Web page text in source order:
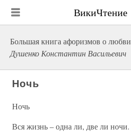
ВикиЧтение
Большая книга афоризмов о любви
Душенко Константин Васильевич
Ночь
Ночь
Вся жизнь – одна ли, две ли ночи.